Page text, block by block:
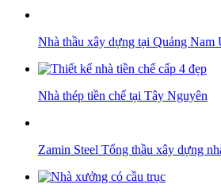
Nhà thầu xây dựng tại Quảng Nam
Nhà thép tiền chế tại Tây Nguyên
Zamin Steel Tổng thầu xây dựng